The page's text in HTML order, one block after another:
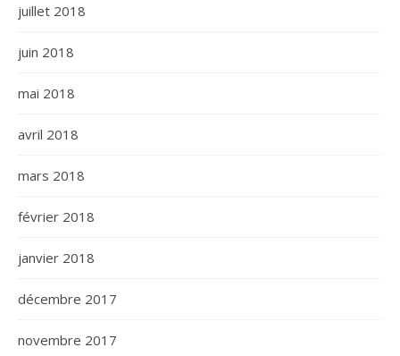
juillet 2018
juin 2018
mai 2018
avril 2018
mars 2018
février 2018
janvier 2018
décembre 2017
novembre 2017